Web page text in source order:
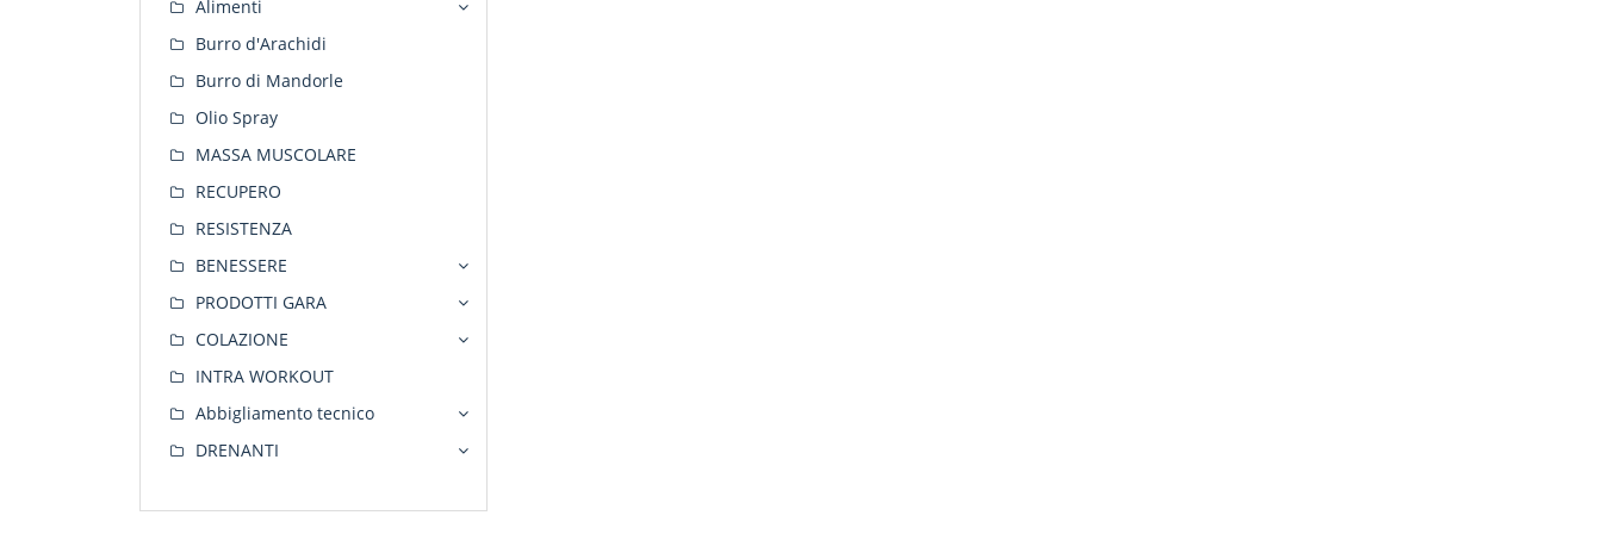
Alimenti
Burro d'Arachidi
Burro di Mandorle
Olio Spray
MASSA MUSCOLARE
RECUPERO
RESISTENZA
BENESSERE
PRODOTTI GARA
COLAZIONE
INTRA WORKOUT
Abbigliamento tecnico
DRENANTI